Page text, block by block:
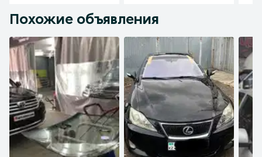
Похожие объявления